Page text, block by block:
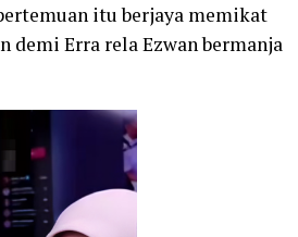
itu berjaya memikat
demi Erra rela Ezwan bermanja